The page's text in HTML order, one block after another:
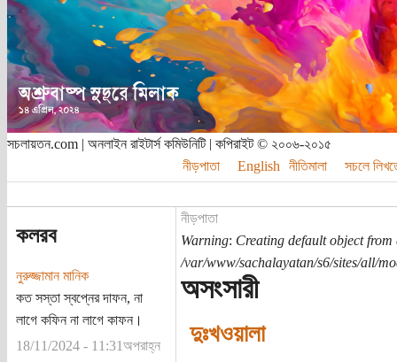
সচলায়তন.com | অনলাইন রাইটার্স কমিউনিটি | কপিরাইট © ২০০৬-২০১৫
নীড়পাতা
English নীতিমালা সচলে
কলরব
নুরুজ্জামান মানিক
কত সস্তা স্বপ্নের দাফন, না
লাগে কফিন না লাগে কাফন।
18/11/2024 - 11:31অপরাহ্ন
নীড়পাতা
Warning: Creating default object from
/var/www/sachalayatan/s6/sites/all/
অসংসারী
দুঃখওয়ালা